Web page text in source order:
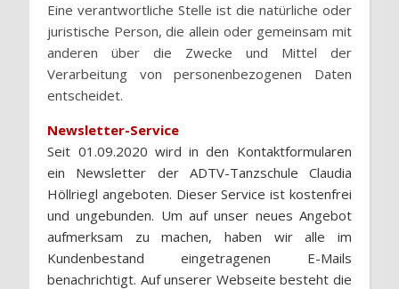
Eine verantwortliche Stelle ist die natürliche oder
juristische Person, die allein oder gemeinsam mit
anderen über die Zwecke und Mittel der
Verarbeitung von personenbezogenen Daten
entscheidet.
Newsletter-Service
Seit 01.09.2020 wird in den Kontaktformularen
ein Newsletter der ADTV-Tanzschule Claudia
Höllriegl angeboten. Dieser Service ist kostenfrei
und ungebunden. Um auf unser neues Angebot
aufmerksam zu machen, haben wir alle im
Kundenbestand eingetragenen E-Mails
benachrichtigt. Auf unserer Webseite besteht die